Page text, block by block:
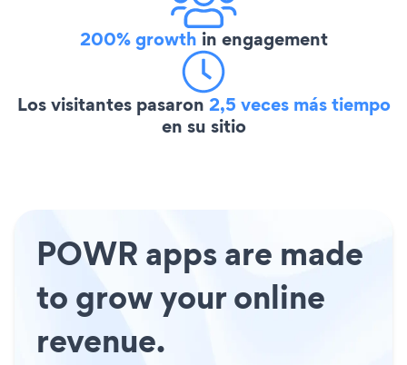
200% growth in engagement
Los visitantes pasaron 2,5 veces más tiempo
en su sitio
POWR apps are made
to grow your online
revenue.